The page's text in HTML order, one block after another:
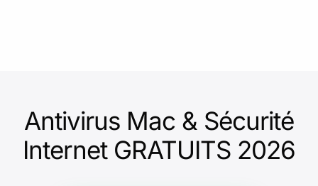
Antivirus Mac & Sécurité
Internet GRATUITS 2026